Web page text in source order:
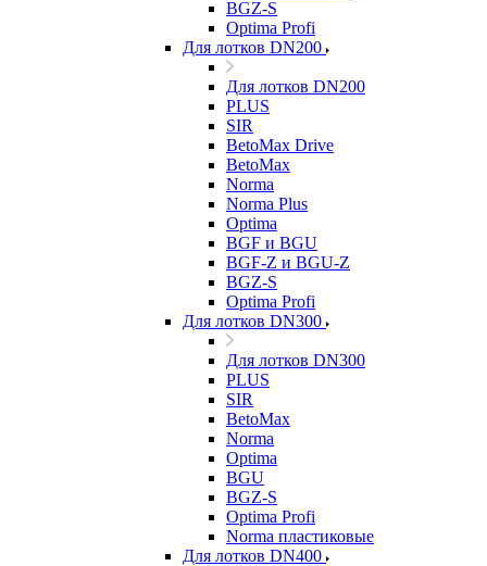
BGZ-S
Optima Profi
Для лотков DN200
Для лотков DN200
PLUS
SIR
BetoMax Drive
BetoMax
Norma
Norma Plus
Optima
BGF и BGU
BGF-Z и BGU-Z
BGZ-S
Optima Profi
Для лотков DN300
Для лотков DN300
PLUS
SIR
BetoMax
Norma
Optima
BGU
BGZ-S
Optima Profi
Norma пластиковые
Для лотков DN400